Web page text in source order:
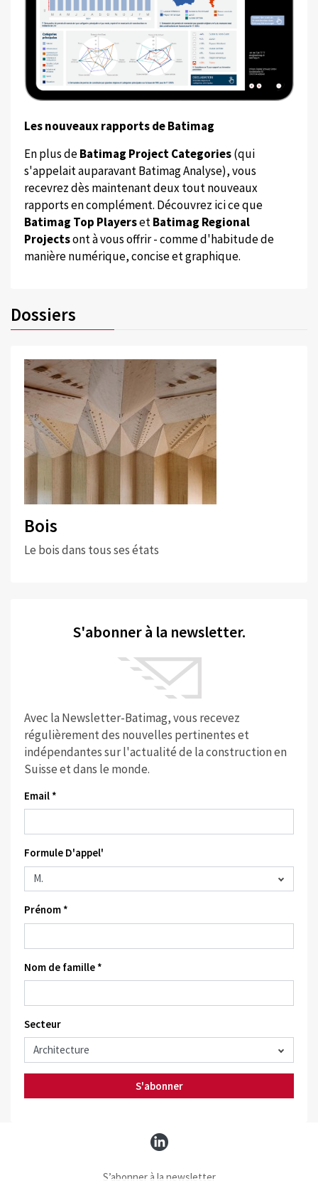
Les nouveaux rapports de Batimag
En plus deBatimag Project Categories(qui
s'appelait auparavant Batimag Analyse), vous
recevrez dès maintenant deux tout nouveaux
rapports en complément. Découvrez ici ce que
Batimag Top PlayersetBatimag Regional
Projectsont à vous offrir - comme d'habitude de
manière numérique, concise et graphique.
Dossiers
Bois
Le bois dans tous ses états
S'abonner à la newsletter.
Avec la Newsletter-Batimag, vous recevez
régulièrement des nouvelles pertinentes et
indépendantes sur l'actualité de la construction en
Suisse et dans le monde.
Email *
Formule D'appel'
Prénom *
Nom de famille *
Secteur
S'abonner
S’abonner à la newsletter